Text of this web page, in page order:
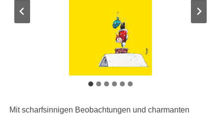
Mit scharfsinnigen Beobachtungen und charmanten